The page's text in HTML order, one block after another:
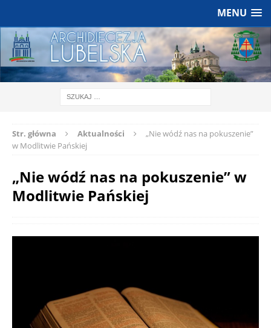
MENU
Str. główna Aktualności
„Nie wódź nas na pokuszenie”
w Modlitwie Pańskiej
„Nie wódź nas na pokuszenie” w
Modlitwie Pańskiej